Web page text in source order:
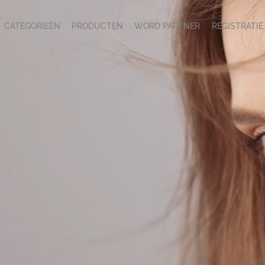
CATEGORIEËN PRODUCTEN WORD PARTNER REGISTRATIE